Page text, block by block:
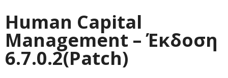
Human Capital
Management – Έκδοση
6.7.0.2(Patch)